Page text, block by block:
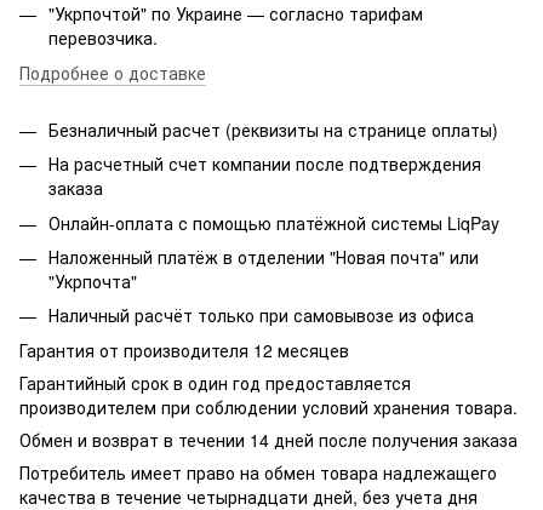
"Укрпочтой" по Украине — согласно тарифам
перевозчика.
Подробнее о доставке
Безналичный расчет (реквизиты на странице оплаты)
На расчетный счет компании после подтверждения
заказа
Онлайн-оплата с помощью платёжной системы LiqPay
Наложенный платёж в отделении "Новая почта" или
"Укрпочта"
Наличный расчёт только при самовывозе из офиса
Гарантия от производителя 12 месяцев
Гарантийный срок в один год предоставляется
производителем при соблюдении условий хранения товара.
Обмен и возврат в течении 14 дней после получения заказа
Потребитель имеет право на обмен товара надлежащего
качества в течение четырнадцати дней, без учета дня